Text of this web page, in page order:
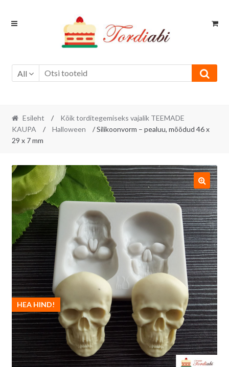
Skip
Skip
All
Esileht /
Kõik torditegemiseks vajalik TEEMADE
KAUPA
/ Halloween
/ Silikoonvorm – pealuu, mõõdud 46 x
29 x 7 mm
HEA HIND!